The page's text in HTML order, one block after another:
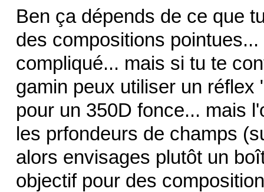
Ben ça dépends de ce que
des compositions
compliqué... mais si tu te
gamin peux utiliser un
pour un 350D fonce... mais
les prfondeurs de champs
alors envisages plutôt un
objectif pour des